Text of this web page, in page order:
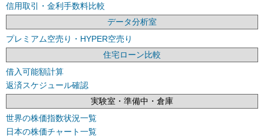
信用取引・金利手数料比較
データ分析室
プレミアム空売り・HYPER空売り
住宅ローン比較
借入可能額計算
返済スケジュール確認
実験室・準備中・倉庫
世界の株価指数状況一覧
日本の株価チャート一覧